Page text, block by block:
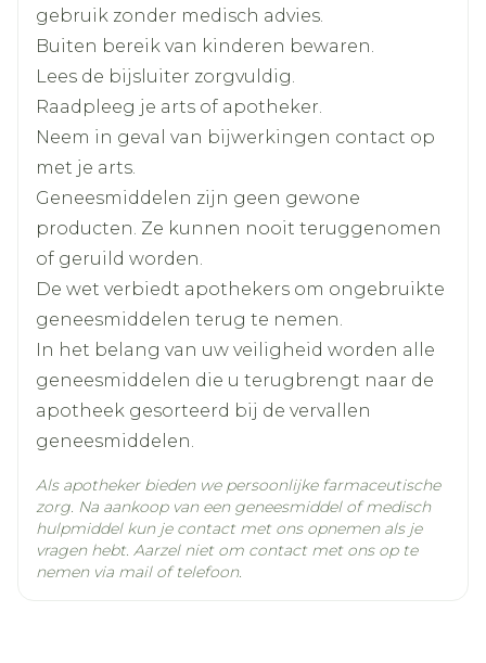
eetlust).
Lengte 123 mm
Diepte
Hoeveelheid
Verpakking
24
Actieve
Ingrediënten
dimenhydrinaat
Behoud
Kamertemperatuur (15°C -
25°C)
gebruik zonder medisch advies.
Buiten bereik van kinderen bewaren.
Lees de bijsluiter zorgvuldig.
Raadpleeg je arts of apotheker.
Neem in geval van bijwerkingen contact op
met je arts.
Geneesmiddelen zijn geen gewone
producten. Ze kunnen nooit teruggenomen
of geruild worden.
De wet verbiedt apothekers om ongebruikte
geneesmiddelen terug te nemen.
In het belang van uw veiligheid worden alle
geneesmiddelen die u terugbrengt naar de
apotheek gesorteerd bij de vervallen
geneesmiddelen.
Als apotheker bieden we persoonlijke farmaceutische
zorg. Na aankoop van een geneesmiddel of medisch
hulpmiddel kun je contact met ons opnemen als je
vragen hebt. Aarzel niet om contact met ons op te
nemen via mail of telefoon.